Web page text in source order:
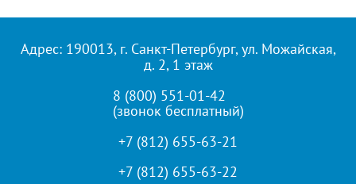
Адрес: 190013, г. Санкт-Петербург, ул. Можайская,
д. 2, 1 этаж
8 (800) 551-01-42
(звонок бесплатный)
+7 (812) 655-63-21
+7 (812) 655-63-22